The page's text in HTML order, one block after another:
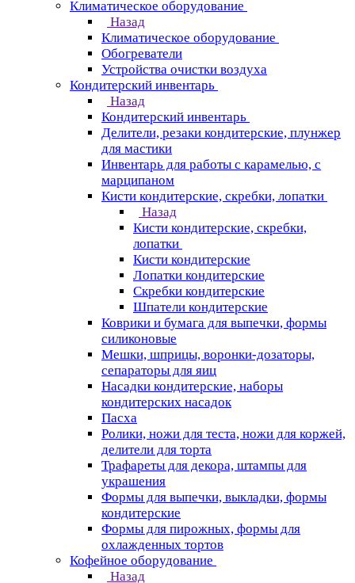
Климатическое оборудование
Назад
Климатическое оборудование
Обогреватели
Устройства очистки воздуха
Кондитерский инвентарь
Назад
Кондитерский инвентарь
Делители, резаки кондитерские, плунжер
для мастики
Инвентарь для работы с карамелью, с
марципаном
Кисти кондитерские, скребки, лопатки
Назад
Кисти кондитерские, скребки,
лопатки
Кисти кондитерские
Лопатки кондитерские
Скребки кондитерские
Шпатели кондитерские
Коврики и бумага для выпечки, формы
силиконовые
Мешки, шприцы, воронки-дозаторы,
сепараторы для яиц
Насадки кондитерские, наборы
кондитерских насадок
Пасха
Ролики, ножи для теста, ножи для коржей,
делители для торта
Трафареты для декора, штампы для
украшения
Формы для выпечки, выкладки, формы
кондитерские
Формы для пирожных, формы для
охлажденных тортов
Кофейное оборудование
Назад